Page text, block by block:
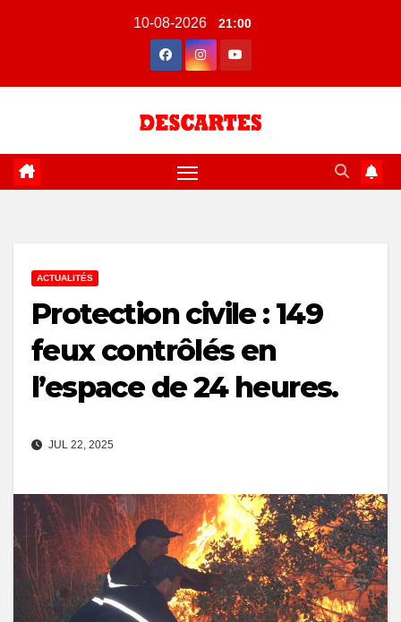
10-08-2026 21:00
ACTUALITÉS
Protection civile : 149
feux contrôlés en
l’espace de 24 heures.
JUL 22, 2025